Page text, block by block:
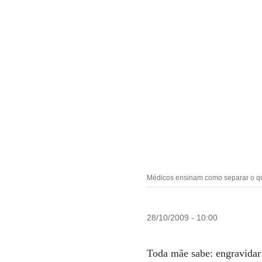
Médicos ensinam como separar o
28/10/2009 - 10:00
Toda mãe sabe: